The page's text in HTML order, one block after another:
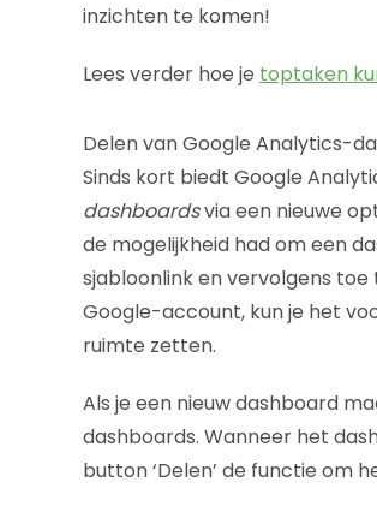
inzichten te komen!
Lees verder hoe je toptaken
Delen van Google Analytics-
Sinds kort biedt Google
dashboardsvia een nieuwe
de mogelijkheid had om een
sjabloonlink en vervolgens
Google-account, kun je het
ruimte zetten.
Als je een nieuw dashboard
dashboards. Wanneer het
button ‘Delen’ de functie om